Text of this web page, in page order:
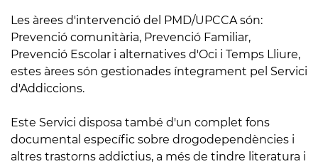
Les àrees d'intervenció del PMD/UPCCA són:
Prevenció comunitària, Prevenció Familiar,
Prevenció Escolar i alternatives d'Oci i Temps Lliure,
estes àrees són gestionades íntegrament pel Servici
d'Addiccions.
Este Servici disposa també d'un complet fons
documental específic sobre drogodependències i
altres trastorns addictius, a més de tindre literatura i